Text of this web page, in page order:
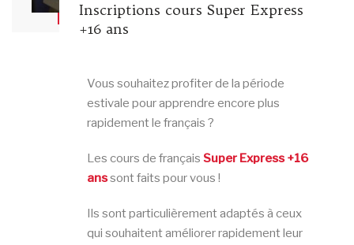
Inscriptions cours Super Express
+16 ans
Vous souhaitez profiter de la période
estivale pour apprendre encore plus
rapidement le français ?
Les cours de français Super Express +16
anssont faits pour vous !
Ils sont particulièrement adaptés à ceux
qui souhaitent améliorer rapidement leur